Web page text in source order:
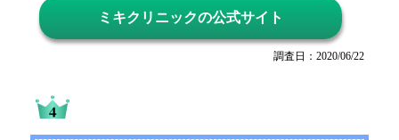
ミキクリニックの公式サイト
調査日：2020/06/22